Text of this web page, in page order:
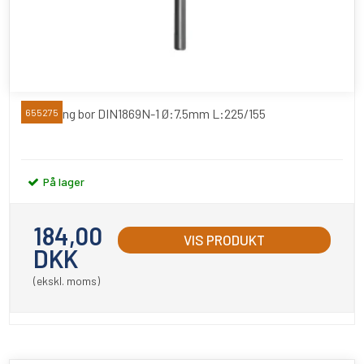
Extra lang bor DIN1869N-1 Ø:7.5mm L:225/155
655275
På lager
184,00
DKK
(ekskl. moms)
VIS PRODUKT